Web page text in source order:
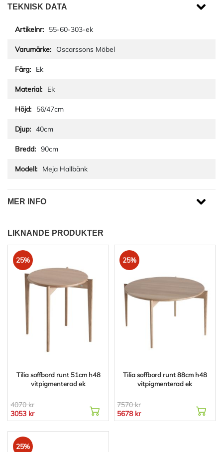
TEKNISK DATA
55-60-303-ek
Oscarssons Möbel
Ek
Ek
56/47cm
40cm
90cm
Meja Hallbänk
MER INFO
LIKNANDE PRODUKTER
25%
Tilia soffbord runt 51cm h48
vitpigmenterad ek
4070 kr
3053 kr
25%
Tilia soffbord runt 88cm h48
vitpigmenterad ek
7570 kr
5678 kr
25%